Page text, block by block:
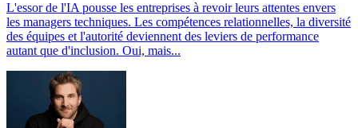
L'essor de l'IA pousse les entreprises à revoir leurs attentes envers
les managers techniques. Les compétences relationnelles, la diversité
des équipes et l'autorité deviennent des leviers de performance
autant que d'inclusion. Oui, mais...